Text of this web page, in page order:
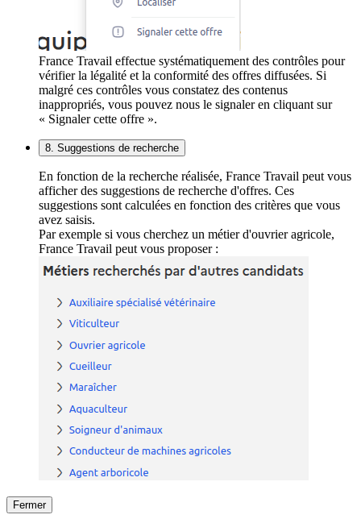
France Travail effectue systématiquement des contrôles pour
vérifier la légalité et la conformité des offres diffusées. Si
malgré ces contrôles vous constatez des contenus
inappropriés, vous pouvez nous le signaler en cliquant sur
« Signaler cette offre ».
8. Suggestions de recherche
En fonction de la recherche réalisée, France Travail peut vous
afficher des suggestions de recherche d'offres. Ces
suggestions sont calculées en fonction des critères que vous
avez saisis.
Par exemple si vous cherchez un métier d'ouvrier agricole,
France Travail peut vous proposer :
Fermer